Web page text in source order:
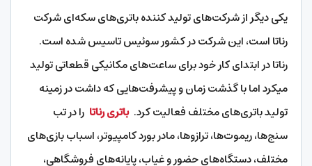
یکی دیگر از شرکت‌های تولید کننده باتری‌های سکه‌ای شرکت
رناتا است، این شرکت در کشور سوئیس تاسیس شده است.
رناتا در ابتدای کار خود برای ساعت‌های مکانیکی قطعاتی تولید
می‎کرد اما با گذشت زمان و پیشرفت‌هایی که داشت در زمینه
تولید باتری‌های مختلف فعالیت کرد.باتری رناتا را در تب
سنج‌ها، ریمو‌ت‌‎ها، ترازوها، مادر بورد کامپیوتر، اسباب بازی‌‎های
مختلف، دستگاه‌های حضور و غیاب، پایانه‌های فروشگاهی‎،